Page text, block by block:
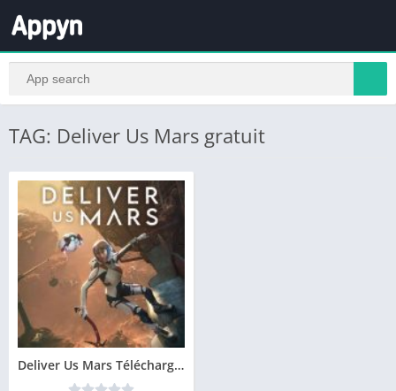
TAG: Deliver Us Mars gratuit
Deliver Us Mars Télécharger PC Version Complete